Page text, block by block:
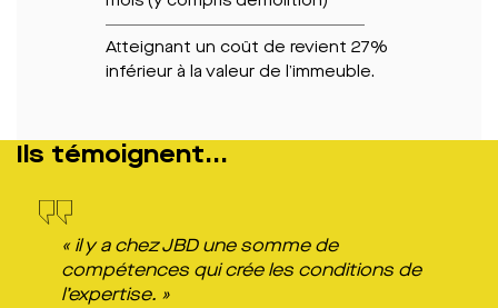
Atteignant un coût de revient 27%
inférieur à la valeur de l’immeuble.
Ils témoignent...
« il y a chez JBD une somme de
compétences qui crée les conditions de
l’expertise. »